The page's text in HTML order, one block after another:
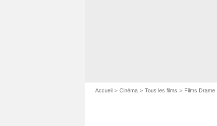
Accueil Cinéma Tous les films Films Drame